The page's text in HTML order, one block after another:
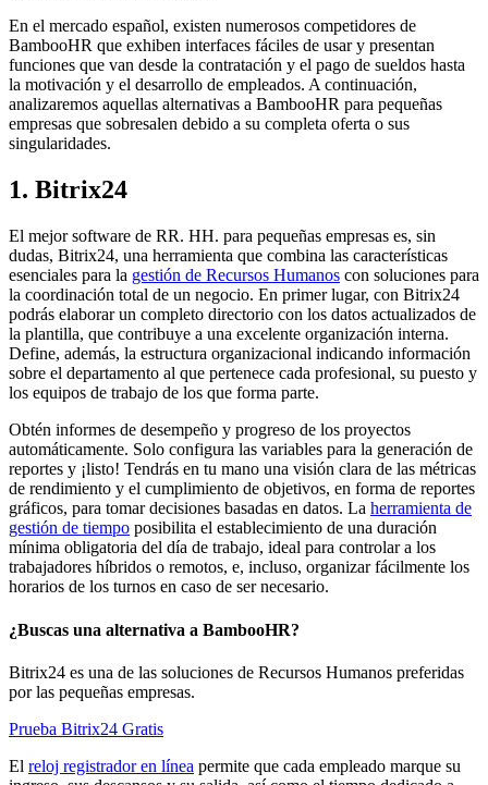
En el mercado español, existen numerosos competidores de
BambooHR que exhiben interfaces fáciles de usar y presentan
funciones que van desde la contratación y el pago de sueldos hasta
la motivación y el desarrollo de empleados. A continuación,
analizaremos aquellas alternativas a BambooHR para pequeñas
empresas que sobresalen debido a su completa oferta o sus
singularidades.
1. Bitrix24
El mejor software de RR. HH. para pequeñas empresas es, sin
dudas, Bitrix24, una herramienta que combina las características
esenciales para la gestión de Recursos Humanos con soluciones para
la coordinación total de un negocio. En primer lugar, con Bitrix24
podrás elaborar un completo directorio con los datos actualizados de
la plantilla, que contribuye a una excelente organización interna.
Define, además, la estructura organizacional indicando información
sobre el departamento al que pertenece cada profesional, su puesto y
los equipos de trabajo de los que forma parte.
Obtén informes de desempeño y progreso de los proyectos
automáticamente. Solo configura las variables para la generación de
reportes y ¡listo! Tendrás en tu mano una visión clara de las métricas
de rendimiento y el cumplimiento de objetivos, en forma de reportes
gráficos, para tomar decisiones basadas en datos. La herramienta de
gestión de tiempo posibilita el establecimiento de una duración
mínima obligatoria del día de trabajo, ideal para controlar a los
trabajadores híbridos o remotos, e, incluso, organizar fácilmente los
horarios de los turnos en caso de ser necesario.
¿Buscas una alternativa a BambooHR?
Bitrix24 es una de las soluciones de Recursos Humanos preferidas
por las pequeñas empresas.
Prueba Bitrix24 Gratis
El reloj registrador en línea permite que cada empleado marque su